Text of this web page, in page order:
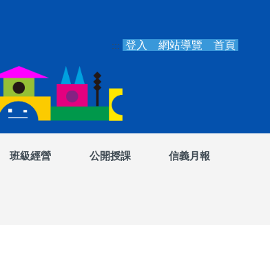
::: 登入 網站導覽 首頁
班級經營 公開授課 信義月報